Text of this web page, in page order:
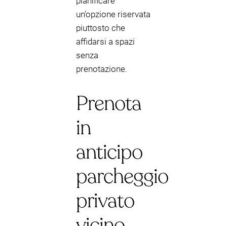
un'opzione riservata
piuttosto che
affidarsi a spazi
senza
prenotazione.
Prenota
in
anticipo
parcheggio
privato